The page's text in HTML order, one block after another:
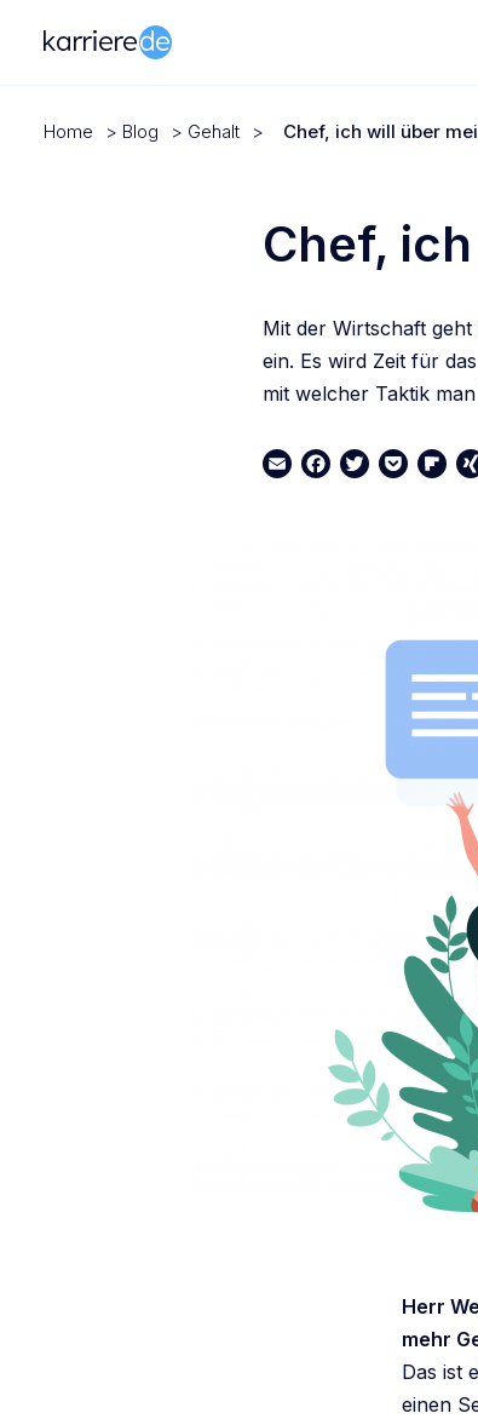
Home > Blog > Gehalt > Chef, ich will über
Chef,
Mit der Wirtschaft
ein. Es wird Zeit für
mit welcher Taktik
EmailFacebook
TwitterPocket
Herr
mehr
Das ist
einen